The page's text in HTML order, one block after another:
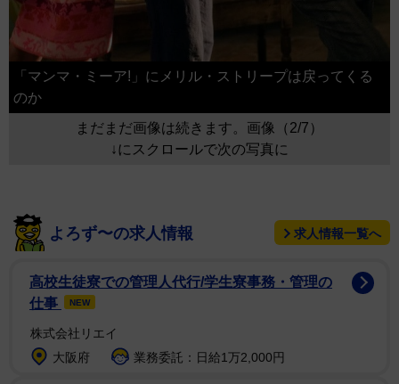
「マンマ・ミーア!」にメリル・ストリープは戻ってくる
のか
まだまだ画像は続きます。画像（2/7）
↓にスクロールで次の写真に
よろず〜の求人情報 求人情報一覧へ
高校生徒寮での管理人代行/学生寮事務・管理の
仕事
NEW
株式会社リエイ
大阪府
業務委託：日給1万2,000円